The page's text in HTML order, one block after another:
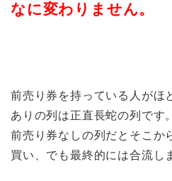
なに変わりません。
前売り券を持っている人がほ
ありの列は正直長蛇の列です。
前売り券なしの列だとそこか
買い、でも最終的には合流し